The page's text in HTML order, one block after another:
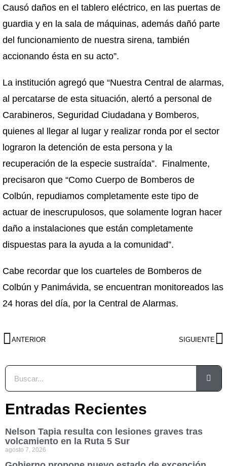
Causó daños en el tablero eléctrico, en las puertas de
guardia y en la sala de máquinas, además dañó parte
del funcionamiento de nuestra sirena, también
accionando ésta en su acto”.
La institución agregó que “Nuestra Central de alarmas,
al percatarse de esta situación, alertó a personal de
Carabineros, Seguridad Ciudadana y Bomberos,
quienes al llegar al lugar y realizar ronda por el sector
lograron la detención de esta persona y la
recuperación de la especie sustraída”. Finalmente,
precisaron que “Como Cuerpo de Bomberos de
Colbún, repudiamos completamente este tipo de
actuar de inescrupulosos, que solamente logran hacer
daño a instalaciones que están completamente
dispuestas para la ayuda a la comunidad”.
Cabe recordar que los cuarteles de Bomberos de
Colbún y Panimávida, se encuentran monitoreados las
24 horas del día, por la Central de Alarmas.
ANTERIOR SIGUIENTE
Entradas Recientes
Nelson Tapia resulta con lesiones graves tras
volcamiento en la Ruta 5 Sur
agosto 7, 2026